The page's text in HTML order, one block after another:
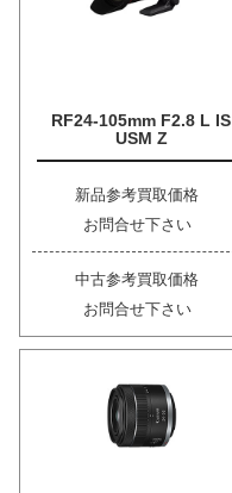
RF24-105mm F2.8 L IS
USM Z
新品参考買取価格
お問合せ下さい
中古参考買取価格
お問合せ下さい